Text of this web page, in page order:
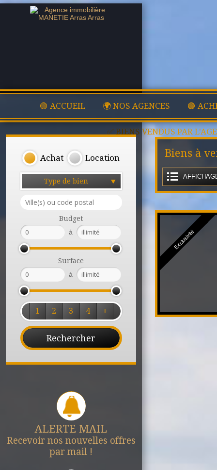
🟢 ACCUEIL 🌍 NOS AGENCES 🟢
✅ BIENS VENDUS PAR
Achat Location
Type de bien
Budget
à
Surface
à
1 2 3 4 +
ALERTE MAIL
Recevoir nos nouvelles offres
par mail !
Biens à
Exclusivité